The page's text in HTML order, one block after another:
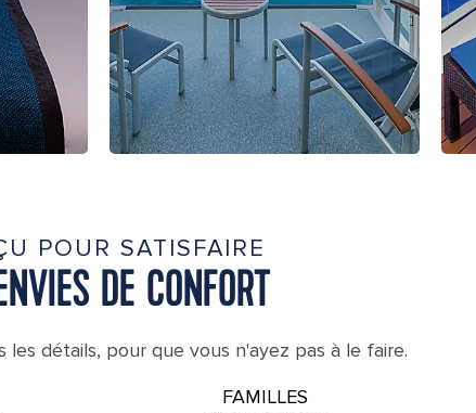
POUR SATISFAIRE
DE CONFORT
les détails, pour que vous n'ayez pas à le faire.
FAMILLES